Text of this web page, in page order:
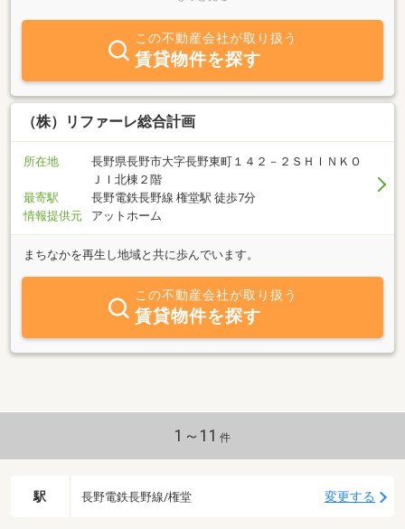
アルト橋」という有名な橋はがあります。正しく不動産業は貸す人
と借りる人の橋渡しをさせていただくのが仕事です。リアルト長野
は橋渡しをする不動産会社であることを常に心に秘めて仕事をさせ
ていただきます。おやじ２人だけのおやじ不動産でしたが、若い社
員が１人加わり平均年齢が若返り、今まで以上にお客様へのお力添
えをさせて頂きます。
この不動産会社が取り扱う
賃貸物件を探す
（株）リファーレ総合計画
所在地
長野県長野市大字長野東町１４２－２ＳＨＩＮＫＯ
ＪＩ北棟２階
最寄駅
長野電鉄長野線 権堂駅 徒歩7分
情報提供元
アットホーム
まちなかを再生し地域と共に歩んでいます。
この不動産会社が取り扱う
賃貸物件を探す
1～11 件
駅 長野電鉄長野線/権堂 変更する